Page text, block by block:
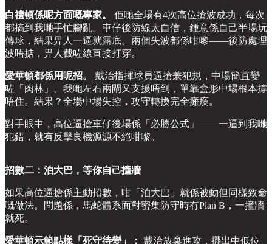
白禮頓係呢方面嘅專家。 佢哋全場有4次高位搶波成功，每次
都搞到我哋手忙腳亂。車仔後防線太自信，鍾意係自己半場玩
傳球，結果畀人一逼就露底。兩個失波都係咁嚟——後防處理
波唔掂，畀人截咗線直接打穿。
愛華頓都係用呢招。
戴治指揮球員逼搶兼犯規，中場簡直變
咗「肉林」。我哋左右兩閘又支援唔到，單靠盒形中場根本撐
唔住。結果？全場中場失控，攻守轉換完全癱瘓。
對手眼中，高位逼搶車仔後場係「必勝公式」——一逼到我哋
犯錯，就有反擊良機源源不絕咁嚟。
招數二：泊大巴，等你自己撞牆
如果高位逼搶係主動招數，咁「泊大巴」就係被動但同樣致命
嘅做法。問題係，馬蛇體系面對密集防守時冇Plan B，一撞牆
就死。
愛華頓示範點樣「死守待變」： 戴治放棄進攻，擺出中低位